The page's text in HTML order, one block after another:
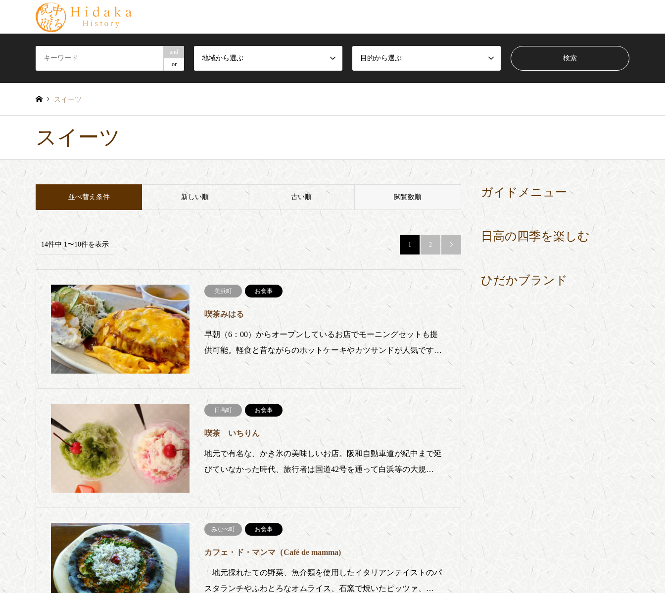
and
or
地域から選ぶ 目的から選ぶ
スイーツ
スイーツ
並べ替え条件 新しい順 古い順 閲覧数順
14件中 1〜10件を表示 1 2 
美浜町 お食事
喫茶みはる
早朝（6：00）からオープンしているお店でモーニングセットも提
供可能。軽食と昔ながらのホットケーキやカツサンドが人気です…
日高町 お食事
喫茶 いちりん
地元で有名な、かき氷の美味しいお店。阪和自動車道が紀中まで延
びていなかった時代、旅行者は国道42号を通って白浜等の大規…
みなべ町 お食事
カフェ・ド・マンマ（Café de mamma)
地元採れたての野菜、魚介類を使用したイタリアンテイストのパ
スタランチやふわとろなオムライス、石窯で焼いたピッツァ、…
ガイドメニュー
日高の四季を楽しむ
ひだかブランド